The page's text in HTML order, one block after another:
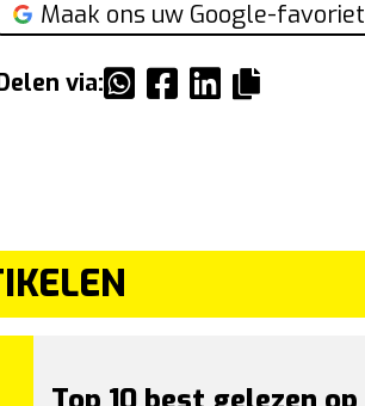
Maak ons uw Google-favoriet
via: